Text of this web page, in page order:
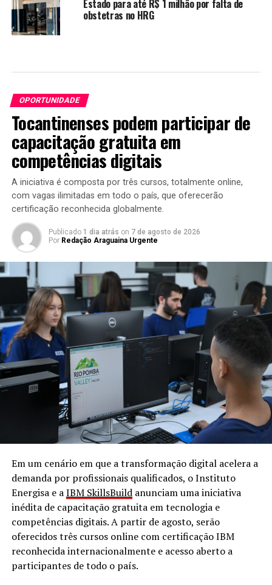
Estado para até R$ 1 milhão por falta de
obstetras no HRG
OPORTUNIDADE
Tocantinenses podem participar de
capacitação gratuita em
competências digitais
A iniciativa é composta por três cursos, totalmente online,
com vagas ilimitadas em todo o país, que oferecerão
certificação reconhecida globalmente.
Publicado 1 dia atrás on 7 de agosto de 2026
Por Redação Araguaina Urgente
Em um cenário em que a transformação digital acelera a
demanda por profissionais qualificados, o Instituto
Energisa e aIBM SkillsBuildanunciam uma iniciativa
inédita de capacitação gratuita em tecnologia e
competências digitais. A partir de agosto, serão
oferecidos três cursos online com certificação IBM
reconhecida internacionalmente e acesso aberto a
participantes de todo o país.